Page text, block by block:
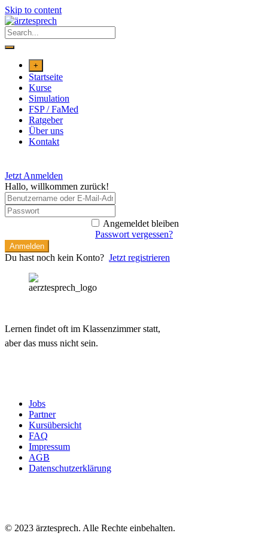
Skip to content
+
Startseite
Kurse
Simulation
FSP / FaMed
Ratgeber
Über uns
Kontakt
Jetzt Anmelden
Hallo, willkommen zurück!
Angemeldet bleiben
Passwort vergessen?
Anmelden
Du hast noch kein Konto? Jetzt registrieren
Lernen findet oft im Klassenzimmer statt,
aber das muss nicht sein.
Jobs
Partner
Kursübersicht
FAQ
Impressum
AGB
Datenschutzerklärung
© 2023 ärztesprech. Alle Rechte einbehalten.